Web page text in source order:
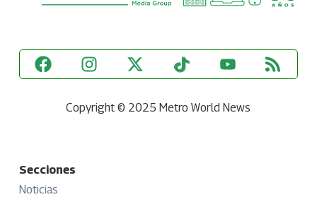
Copyright © 2025 Metro World News
Secciones
Noticias